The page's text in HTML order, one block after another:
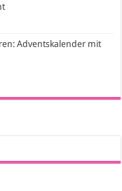
Adventskalender mit